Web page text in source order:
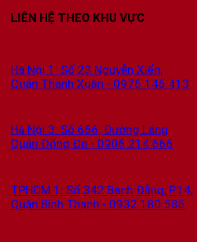
LIÊN HỆ THEO KHU VỰC
Hà Nội 1: Số 23 Nguyễn Xiển,
Quận Thanh Xuân - 0976 146 413
Hà Nội 3: Số 666, Đường Láng
Quận Đống Đa - 0906 214 666
TPHCM 1: Số 342 Bạch Đằng, P.14,
Quận Bình Thạnh - 0932 180 586